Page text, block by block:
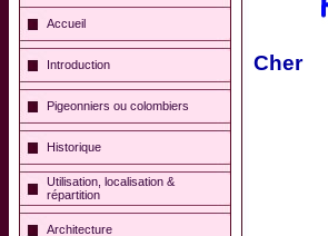
Accueil
Introduction
Pigeonniers ou colombiers
Historique
Utilisation, localisation &
répartition
Architecture
Cher